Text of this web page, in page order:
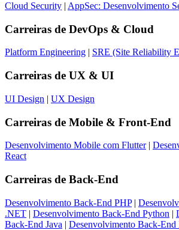
Cloud Security | AppSec: Desenvolvimento
Carreiras de DevOps & Cloud
Platform Engineering SRE (Site Reliability
Carreiras de UX & UI
UI Design | UX Design
Carreiras de Mobile & Front-End
Desenvolvimento Mobile com Flutter|
React
Carreiras de Back-End
Desenvolvimento Back-End PHP|
.NET | Desenvolvimento Back-End Python |
Back-End Java | Desenvolvimento Back-End